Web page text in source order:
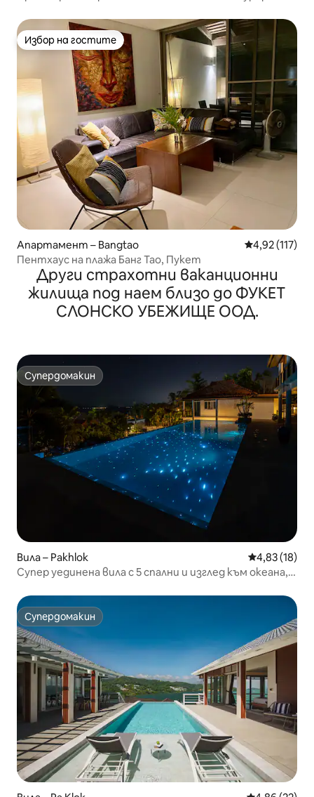
Избор на гостите
Избор на гостите
Апартамент – Bangtao Средна
4,92 (117)
Пентхаус на плажа Банг Тао, Пукет
Други страхотни ваканционни
жилища под наем близо до ФУКЕТ
СЛОНСКО УБЕЖИЩЕ ООД.
Супердомакин
Супердомакин
Вила – Pakhlok Средна
4,83 (18)
Супер уединена вила с 5 спални и изглед към океана,
Супердомакин
Супердомакин